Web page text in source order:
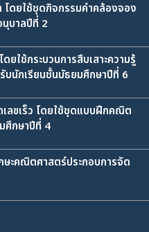
โดยใช้ชุดกิจกรรมคำคล้องจอง
บาลปีที่ 2
ใช้กระบวนการสืบเสาะความรู้
บนักเรียนชั้นมัธยมศึกษาปีที่ 6
ลขเร็ว โดยใช้ชุดแบบฝึกคณิต
ศึกษาปีที่ 4
ษะคณิตศาสตร์ประกอบการจัด